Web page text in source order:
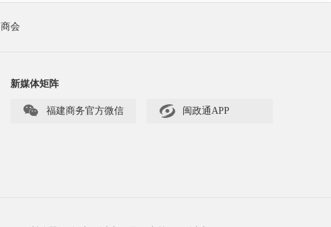
会
新媒体矩阵
 福建商务官方微信  闽政通APP